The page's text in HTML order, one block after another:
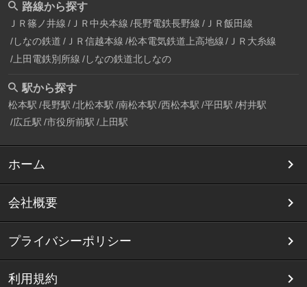
路線から探す
ＪＲ篠ノ井線 ＪＲ中央本線 長野電鉄長野線 ＪＲ飯田線
しなの鉄道 ＪＲ信越本線 松本電気鉄道上高地線
ＪＲ大糸線
上田電鉄別所線 しなの鉄道北しなの
駅から探す
松本駅 長野駅 北松本駅 南松本駅 西松本駅 平田駅 村井駅
広丘駅 市役所前駅 上田駅
ホーム
会社概要
プライバシーポリシー
利用規約